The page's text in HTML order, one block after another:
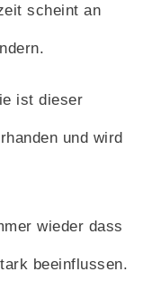
scheint an
ist dieser
und wird
wieder dass
beeinflussen.